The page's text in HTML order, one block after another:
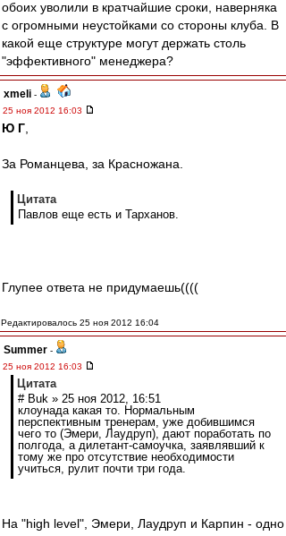
обоих уволили в кратчайшие сроки, наверняка
с огромными неустойками со стороны клуба. В
какой еще структуре могут держать столь
"эффективного" менеджера?
xmeli -
25 ноя 2012 16:03
Ю Г
За Романцева, за Красножана.
Цитата
Павлов еще есть и Тарханов.
Глупее ответа не придумаешь((((
Редактировалось 25 ноя 2012 16:04
Summer -
25 ноя 2012 16:03
Цитата
# Buk » 25 ноя 2012, 16:51
клоунада какая то. Нормальным
перспективным тренерам, уже добившимся
чего то (Эмери, Лаудруп), дают поработать по
полгода, а дилетант-самоучка, заявлявший к
тому же про отсутствие необходимости
учиться, рулит почти три года.
На "high level", Эмери, Лаудруп и Карпин - одно